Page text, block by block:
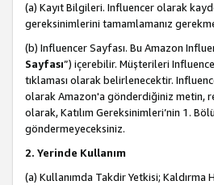
(a) Kayıt Bilgileri. Influencer olarak
gereksinimlerini tamamlamanız
(b) Influencer Sayfası. Bu Amazon
Sayfası”) içerebilir. Müşterileri
tıklaması olarak belirlenecektir.
olarak Amazon'a gönderdiğiniz metin,
olarak, Katılım Gereksinimleri’nin 1.
göndermeyeceksiniz.
2. Yerinde Kullanım
(a) Kullanımda Takdir Yetkisi; Kaldırma